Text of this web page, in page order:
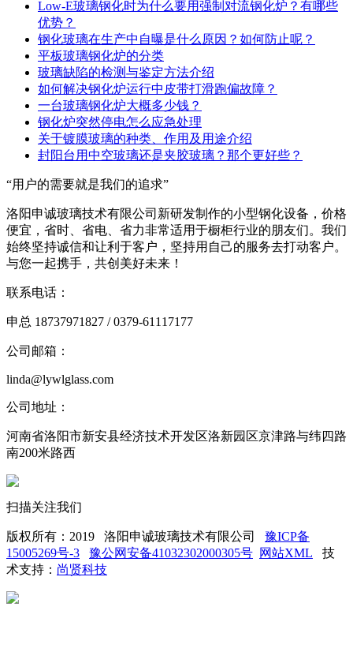
Low-E玻璃钢化时为什么要用强制对流钢化炉？有哪些
优势？
钢化玻璃在生产中自曝是什么原因？如何防止呢？
平板玻璃钢化炉的分类
玻璃缺陷的检测与鉴定方法介绍
如何解决钢化炉运行中皮带打滑跑偏故障？
一台玻璃钢化炉大概多少钱？
钢化炉突然停电怎么应急处理
关于镀膜玻璃的种类、作用及用途介绍
封阳台用中空玻璃还是夹胶玻璃？那个更好些？
“用户的需要就是我们的追求”
洛阳申诚玻璃技术有限公司新研发制作的小型钢化设备，价格
便宜，省时、省电、省力非常适用于橱柜行业的朋友们。我们
始终坚持诚信和让利于客户，坚持用自己的服务去打动客户。
与您一起携手，共创美好未来！
联系电话：
申总 18737971827 / 0379-61117177
公司邮箱：
linda@lywlglass.com
公司地址：
河南省洛阳市新安县经济技术开发区洛新园区京津路与纬四路
南200米路西
扫描关注我们
版权所有：2019 洛阳申诚玻璃技术有限公司 豫ICP备
15005269号-3
豫公网安备41032302000305号 网站XML 技
术支持： 尚贤科技